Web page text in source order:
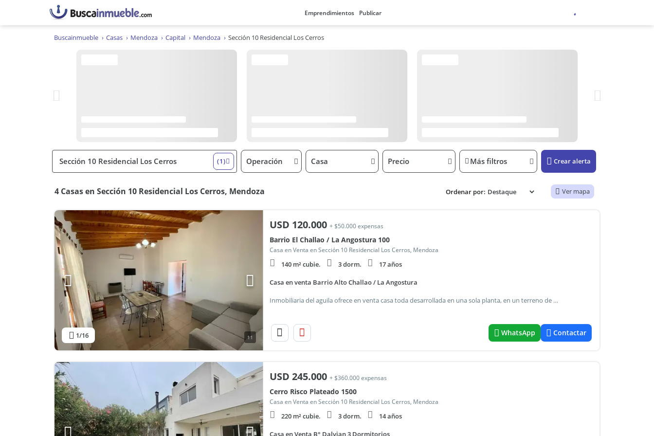
Emprendimientos Publicar
Buscainmueble Casas Mendoza Capital Mendoza Sección 10 Residencial Los Cerros
(1) Operación Casa Precio Más filtros Crear alerta
4 Casas en Sección 10 Residencial Los Cerros, Mendoza Ordenar por: Ver mapa
1/16 11
USD 120.000 + $50.000 expensas
Barrio El Challao / La Angostura 100
Casa en Venta en Sección 10 Residencial Los Cerros, Mendoza
140 m² cubie. 3 dorm. 17 años
Casa en venta Barrio Alto Challao / La Angostura
Inmobiliaria del aguila ofrece en venta casa toda desarrollada en una sola planta, en un terreno de 500 m2 con una superficie cubierta de 140 m2 aproximadamente. Entorno natural, con hermosas vistas a la montaña. 3 dormitorios con placares, living comedor, cocína comedor con alacena y bajo mesada, lavandería independiente, 2 baños completos ,jardín con piscina, cochera, la casa está ubicada en el barrio alto challao. La casa cuenta con un gran jardín con piscina con su bomba automatica, cochera doble pasante cubierta, churrasquera. Se entrega con aires acondicionados y estufas. No se aceptan permutas gas natural agua por cisterna 17 años de antiguedad escritura en condominio
WhatsApp Contactar
USD 245.000 + $360.000 expensas
Cerro Risco Plateado 1500
Casa en Venta en Sección 10 Residencial Los Cerros, Mendoza
220 m² cubie. 3 dorm. 14 años
Casa en Venta B° Dalvian 3 Dormitorios